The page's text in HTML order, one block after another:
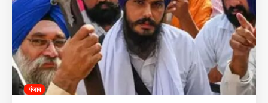
पंजाब